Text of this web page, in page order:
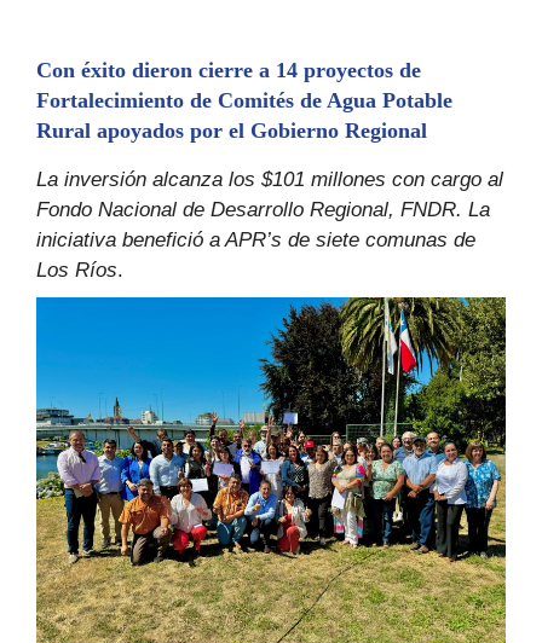
Con éxito dieron cierre a 14 proyectos de
Fortalecimiento de Comités de Agua Potable
Rural apoyados por el Gobierno Regional
La inversión alcanza los $101 millones con cargo al
Fondo Nacional de Desarrollo Regional, FNDR. La
iniciativa benefició a APR’s de siete comunas de
Los Ríos.